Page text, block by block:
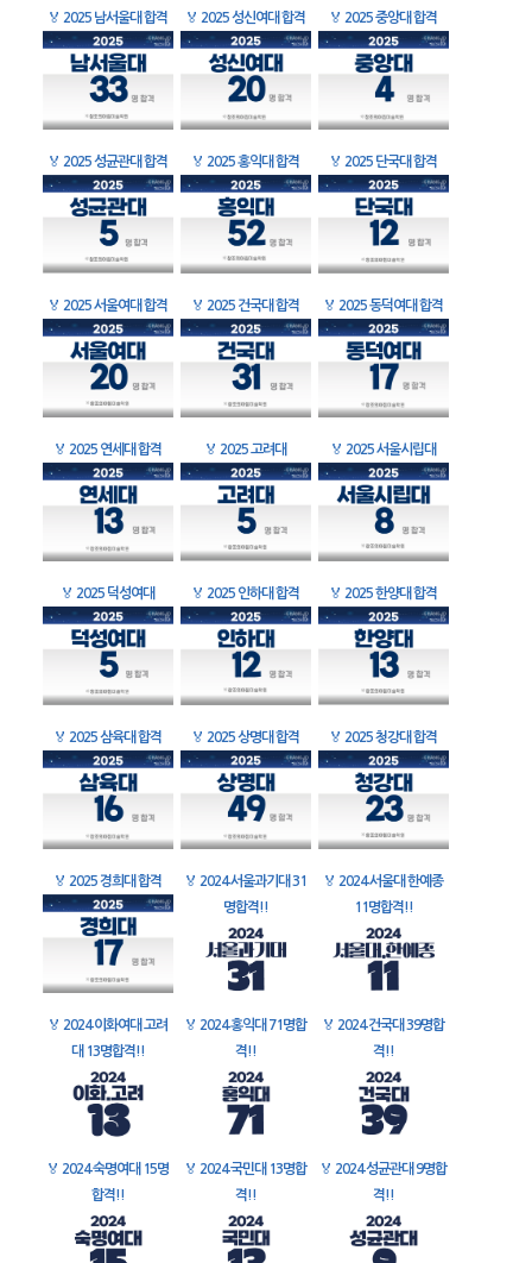
🏅 2025 남서울대 합격 🏅 2025 성신여대 합격 🏅 2025 중앙대 합격
🏅 2025 성균관대 합격 🏅 2025 홍익대 합격 🏅 2025 단국대 합격
🏅 2025 서울여대 합격 🏅 2025 건국대 합격 🏅 2025 동덕여대 합격
🏅 2025 연세대 합격 🏅 2025 고려대 🏅 2025 서울시립대
🏅 2025 덕성여대 🏅 2025 인하대 합격 🏅 2025 한양대 합격
🏅 2025 삼육대 합격 🏅 2025 상명대 합격 🏅 2025 청강대 합격
🏅 2025 경희대 합격 🏅 2024 서울과기대 31
명합격!!
🏅 2024 서울대 한예종
11명합격!!
🏅 2024 이화여대 고려
대 13명합격!!
🏅 2024 홍익대 71명합
격!!
🏅 2024 건국대 39명합
격!!
🏅 2024 숙명여대 15명
합격!!
🏅 2024 국민대 13명합
격!!
🏅 2024 성균관대 9명합
격!!